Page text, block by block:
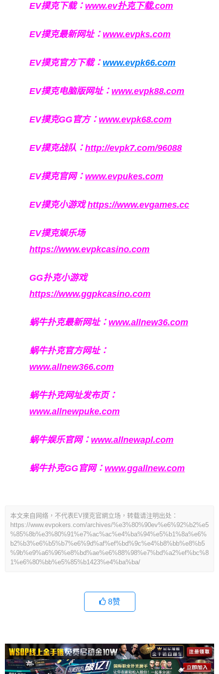
EV撲克下载： www.ev扑克下载.com
EV撲克最新网址： www.evpks.com
EV撲克官方下载： www.evpk66.com
EV撲克电脑版网址： www.evpk88.com
EV撲克GG官方： www.evpk68.com
EV撲克战队： http://evpk7.com/96088
EV撲克官网： www.evpukes.com
EV撲克小游戏https://www.evgames.cc
EV撲克娱乐场
https://www.evpkcasino.com
GG扑克小游戏
https://www.ggpkcasino.com
蜗牛扑克最新网址： www.allnew36.com
蜗牛扑克官方网址：
www.allnew366.com
蜗牛扑克网址发布页：
www.allnewpuke.com
蜗牛娱乐官网： www.allnewapl.com
蜗牛扑克GG官网： www.ggallnew.com
本文来自网络，不代表EV撲克官網立场，转载请注明出处：
https://www.evpokers.com/archives/%e3%80%90ev%e6%92%b2%e5
%85%8b%e3%80%91%e7%ac%ac%e4%ba%94%e5%b1%8a%e6%
b2%b3%e6%b5%b7%e6%9d%af%ef%bd%9c%e4%b8%bb%e8%b5
%9b%e9%a6%96%e8%bd%ae%e6%88%98%e7%bd%a2%ef%bc%8
1%e6%80%bb%e5%85%b1423%e4%ba%ba/
8赞